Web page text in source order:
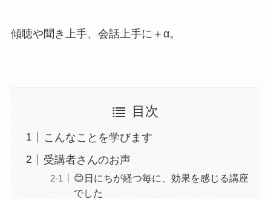
傾聴や聞き上手、会話上手に＋α。
目次
こんなことを学びます
受講者さんのお声
😊日にちが経つ毎に、効果を感じる講座
でした